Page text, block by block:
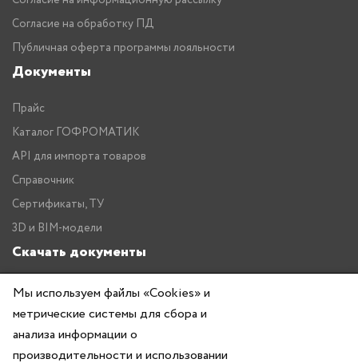
Согласие на обработку ПД
Публичная оферта программы лояльности
Документы
Прайс
Каталог ГОФРОМАТИК
API для импорта товаров
Справочник
Сертификаты, ТУ
3D и BIM-модели
Скачать документы
Прайс
Каталог ГОФРОМАТИК
Мы используем файлы «Cookies» и
метрические системы для сбора и
анализа информации о
производительности и использовании